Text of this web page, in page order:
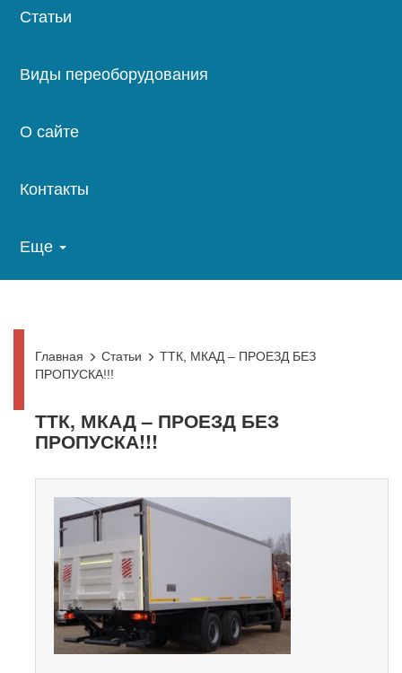
Статьи
Виды переоборудования
О сайте
Контакты
Еще
Главная Статьи
ТТК, МКАД – ПРОЕЗД БЕЗ
ПРОПУСКА!!!
ТТК, МКАД – ПРОЕЗД БЕЗ
ПРОПУСКА!!!